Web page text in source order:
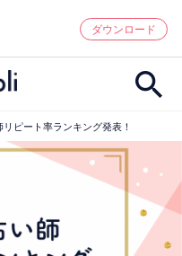
検索 ダウンロード
リピート率ランキング発表！